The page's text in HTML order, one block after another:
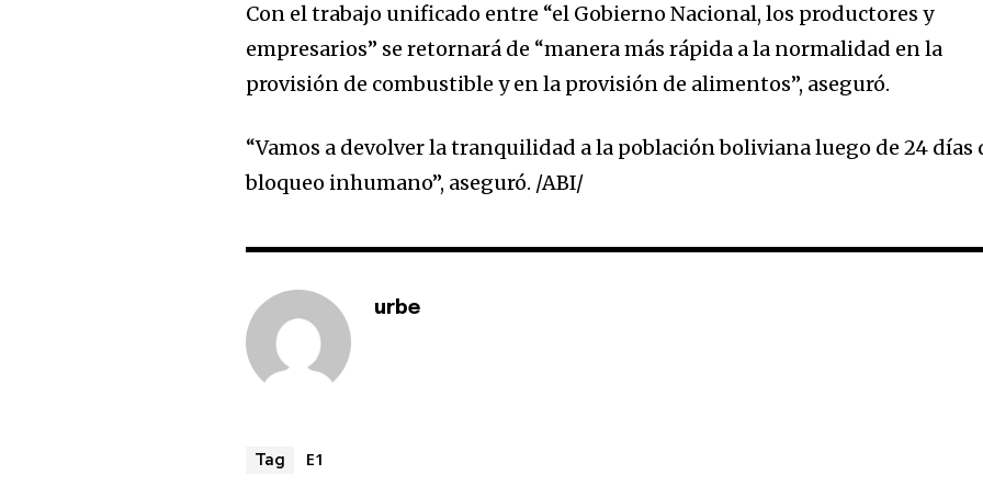
Con el trabajo unificado entre “el Gobierno Nacional, los productores y
empresarios” se retornará de “manera más rápida a la normalidad en la
provisión de combustible y en la provisión de alimentos”, aseguró.
“Vamos a devolver la tranquilidad a la población boliviana luego de 24 días
bloqueo inhumano”, aseguró. /ABI/
urbe
Tag E1